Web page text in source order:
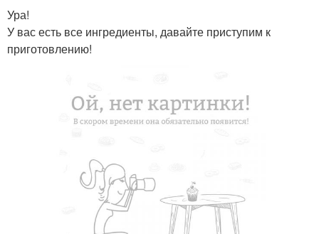
Ура!
У вас есть все ингредиенты, давайте приступим к
приготовлению!